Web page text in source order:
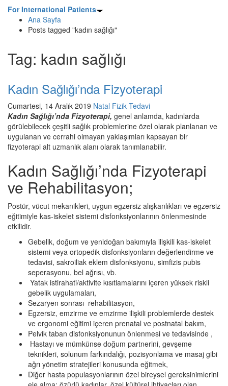
For International Patients
Ana Sayfa
Posts tagged "kadın sağlığı"
Tag: kadın sağlığı
Kadın Sağlığı’nda Fizyoterapi
Cumartesi, 14 Aralık 2019 Natal Fizik Tedavi
Kadın Sağlığı’nda Fizyoterapi, genel anlamda, kadınlarda
görülebilecek çeşitli sağlık problemlerine özel olarak planlanan ve
uygulanan ve cerrahi olmayan yaklaşımları kapsayan bir
fizyoterapi alt uzmanlık alanı olarak tanımlanabilir.
Kadın Sağlığı’nda Fizyoterapi
ve Rehabilitasyon;
Postür, vücut mekanikleri, uygun egzersiz alışkanlıkları ve egzersiz
eğitimiyle kas-iskelet sistemi disfonksiyonlarının önlenmesinde
etkilidir.
Gebelik, doğum ve yenidoğan bakımıyla ilişkili kas-iskelet
sistemi veya ortopedik disfonksiyonların değerlendirme ve
tedavisi, sakroiliak eklem disfonksiyonu, simfizis pubis
seperasyonu, bel ağrısı, vb.
Yatak istirahati/aktivite kısıtlamalarını içeren yüksek riskli
gebelik uygulamaları,
Sezaryen sonrası rehabilitasyon,
Egzersiz, emzirme ve emzirme ilişkili problemlerde destek
ve ergonomi eğitimi içeren prenatal ve postnatal bakım,
Pelvik taban disfonksiyonunun önlenmesi ve tedavisinde ,
Hastayı ve mümkünse doğum partnerini, gevşeme
teknikleri, solunum farkındalığı, pozisyonlama ve masaj gibi
ağrı yönetim stratejileri konusunda eğitmek,
Diğer hasta populasyonlarının özel bireysel gereksinimlerini